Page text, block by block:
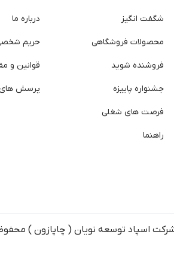
شگفت انگیز
محصولات فروشگاهی
فروشنده شوید
جشنواره پاییزه
فرصت های شغلی
راهنما
درباره ما
حریم
قوانین و
پرسش های
اسپاد توسعه نویان ( چاپازون )